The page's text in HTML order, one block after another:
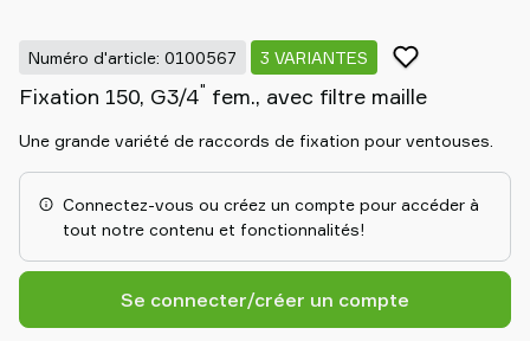
Numéro d'article: 0100567 3 VARIANTES
Fixation 150, G3/4" fem., avec filtre maille
Une grande variété de raccords de fixation pour ventouses.
Connectez-vous ou créez un compte pour accéder à
tout notre contenu et fonctionnalités!
Se connecter/créer un compte
shop